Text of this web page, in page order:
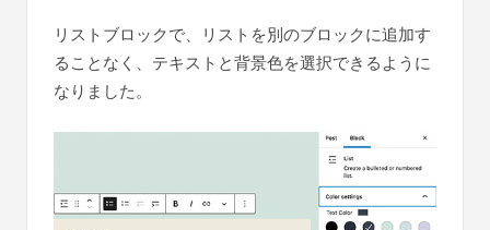
リストブロックで、リストを別のブロックに追加す
ることなく、テキストと背景色を選択できるように
なりました。